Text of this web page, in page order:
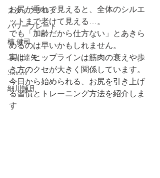
スタッフブログ
パワープレート
楠 健司
上川 達矢
Satomi
細川輔月
お尻が垂れて見えると、全体のシルエ
ットまで老けて見える…。
でも「加齢だから仕方ない」とあきら
めるのは早いかもしれません。
実は、ヒップラインは筋肉の衰えや歩
き方のクセが大きく関係しています。
今日から始められる、お尻を引き上げ
る習慣とトレーニング方法を紹介しま
す